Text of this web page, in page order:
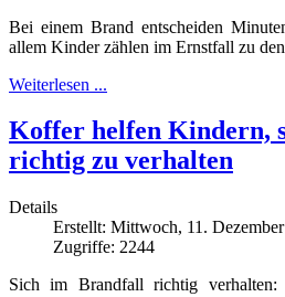
Bei einem Brand entscheiden
allem Kinder zählen im Ernstfall zu
Weiterlesen ...
Koffer helfen Kindern,
richtig zu verhalten
Details
Erstellt: Mittwoch, 11.
Zugriffe: 2244
Sich im Brandfall richtig